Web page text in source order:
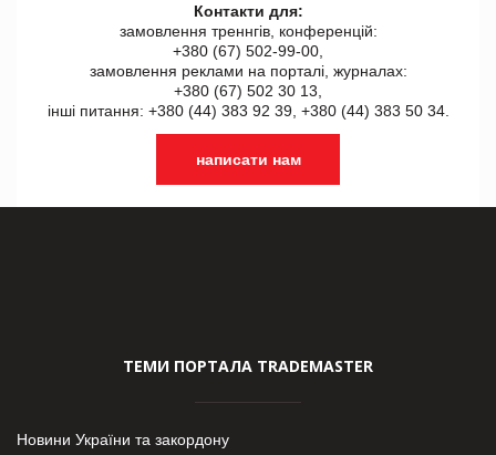
Контакти для:
замовлення треннгів, конференцій:
+380 (67) 502-99-00,
замовлення реклами на порталі, журналах:
+380 (67) 502 30 13,
інші питання: +380 (44) 383 92 39, +380 (44) 383 50 34.
написати нам
ТЕМИ ПОРТАЛА TRADEMASTER
Новини України та закордону